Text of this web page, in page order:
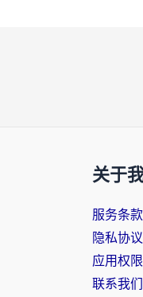
关于
服务条款
隐私协议
应用权限
联系我们